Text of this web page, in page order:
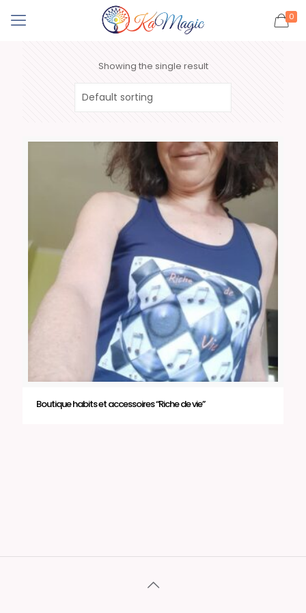
0
Showing the single result
Boutique habits et accessoires “Riche de vie”